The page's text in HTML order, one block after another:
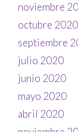
noviembre
octubre 2020
septiembre
julio 2020
junio 2020
mayo 2020
abril 2020